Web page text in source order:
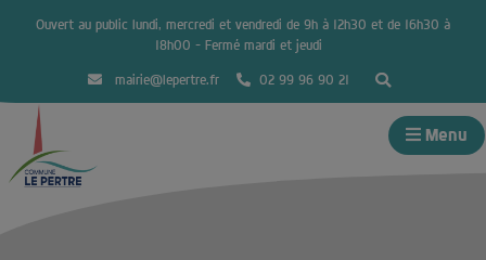
Ouvert au public lundi, mercredi et vendredi de 9h à 12h30 et de 16h30 à
18h00 – Fermé mardi et jeudi
mairie@lepertre.fr 02 99 96 90 21
Menu